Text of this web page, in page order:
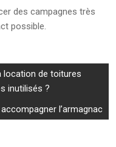
des campagnes très
possible.
location de toitures
inutilisés ?
l’armagnac